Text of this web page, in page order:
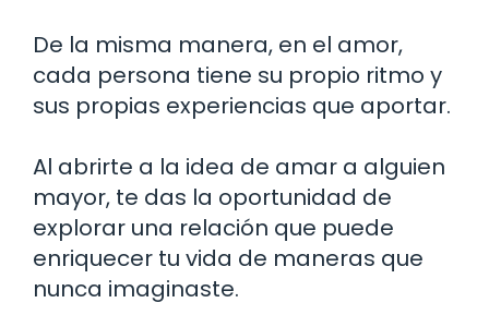
De la misma manera, en el amor,
cada persona tiene su propio ritmo y
sus propias experiencias que aportar.
Al abrirte a la idea de amar a alguien
mayor, te das la oportunidad de
explorar una relación que puede
enriquecer tu vida de maneras que
nunca imaginaste.